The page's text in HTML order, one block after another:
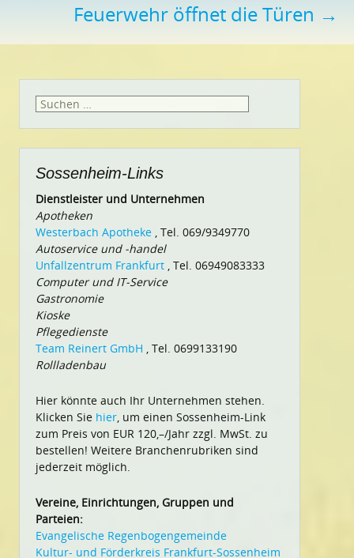
Feuerwehr öffnet die Türen →
Suchen
Sossenheim-Links
Dienstleister und Unternehmen
Apotheken
Westerbach Apotheke , Tel. 069/9349770
Autoservice und -handel
Unfallzentrum Frankfurt , Tel. 06949083333
Computer und IT-Service
Gastronomie
Kioske
Pflegedienste
Team Reinert GmbH , Tel. 0699133190
Rollladenbau
Hier könnte auch Ihr Unternehmen stehen.
Klicken Sie hier, um einen Sossenheim-Link
zum Preis von EUR 120,–/Jahr zzgl. MwSt. zu
bestellen! Weitere Branchenrubriken sind
jederzeit möglich.
Vereine, Einrichtungen, Gruppen und
Parteien:
Evangelische Regenbogengemeinde
Kultur- und Förderkreis Frankfurt-Sossenheim